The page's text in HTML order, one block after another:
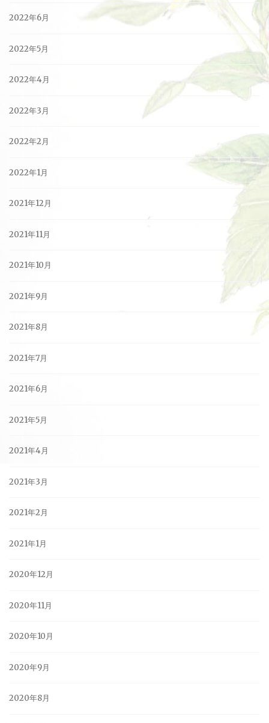
2022年6月
2022年5月
2022年4月
2022年3月
2022年2月
2022年1月
2021年12月
2021年11月
2021年10月
2021年9月
2021年8月
2021年7月
2021年6月
2021年5月
2021年4月
2021年3月
2021年2月
2021年1月
2020年12月
2020年11月
2020年10月
2020年9月
2020年8月